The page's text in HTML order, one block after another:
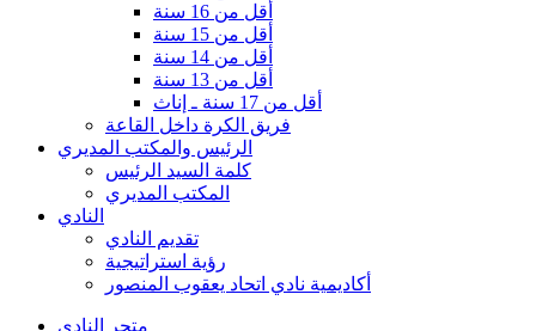
أقل من 16 سنة
أقل من 15 سنة
أقل من 14 سنة
أقل من 13 سنة
أقل من 17 سنة ـ إناث
فريق الكرة داخل القاعة
الرئيس والمكتب المديري
كلمة السيد الرئيس
المكتب المديري
النادي
تقديم النادي
رؤية استراتيجية
أكاديمية نادي اتحاد يعقوب المنصور
متجر النادي